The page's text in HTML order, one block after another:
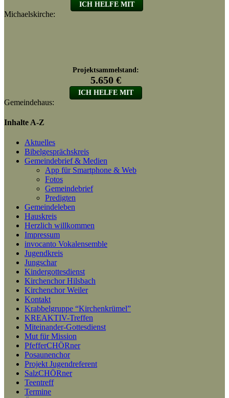
Michaelskirche:
Gemeindehaus:
Inhalte A-Z
Aktuelles
Bibelgesprächskreis
Gemeindebrief & Medien
App für Smartphone & Web
Fotos
Gemeindebrief
Predigten
Gemeindeleben
Hauskreis
Herzlich willkommen
Impressum
invocanto Vokalensemble
Jugendkreis
Jungschar
Kindergottesdienst
Kirchenchor Hilsbach
Kirchenchor Weiler
Kontakt
Krabbelgruppe “Kirchenkrümel”
KREAKTIV-Treffen
Miteinander-Gottesdienst
Mut für Mission
PfefferCHÖRner
Posaunenchor
Projekt Jugendreferent
SalzCHÖRner
Teentreff
Termine